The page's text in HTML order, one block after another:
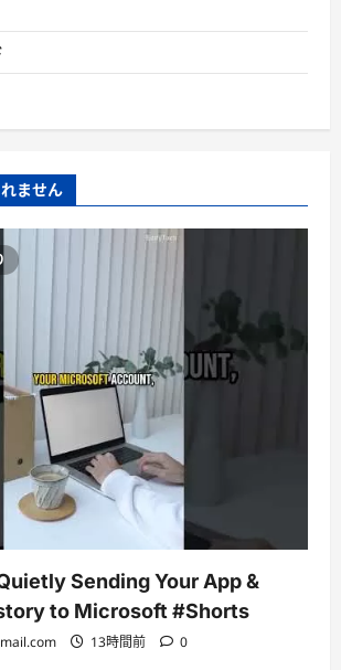
ません
Sending Your App &
to Microsoft #Shorts
13時間前 0